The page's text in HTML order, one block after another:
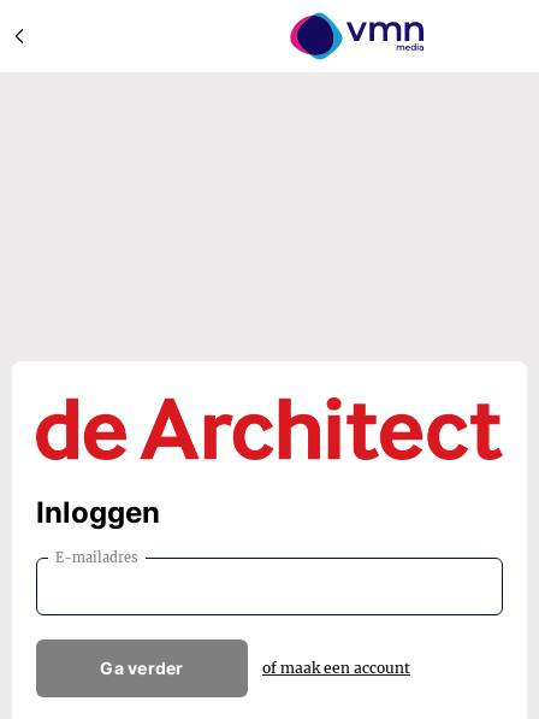
Inloggen
E-mailadres
Ga verder of maak een account